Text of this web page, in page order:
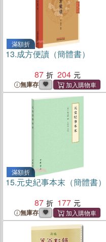
滿額折
13.成方便讀（簡體書）
87
204
無庫存
滿額折
15.元史紀事本末（簡體書）
87
177
無庫存